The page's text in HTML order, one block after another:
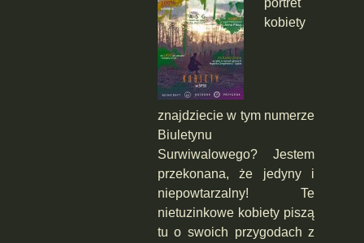
portret
kobiety
znajdziecie w tym numerze
Biuletynu
Surwiwalowego? Jestem
przekonana, że jedyny i
niepowtarzalny! Te
nietuzinkowe kobiety piszą
tu o swoich przygodach z